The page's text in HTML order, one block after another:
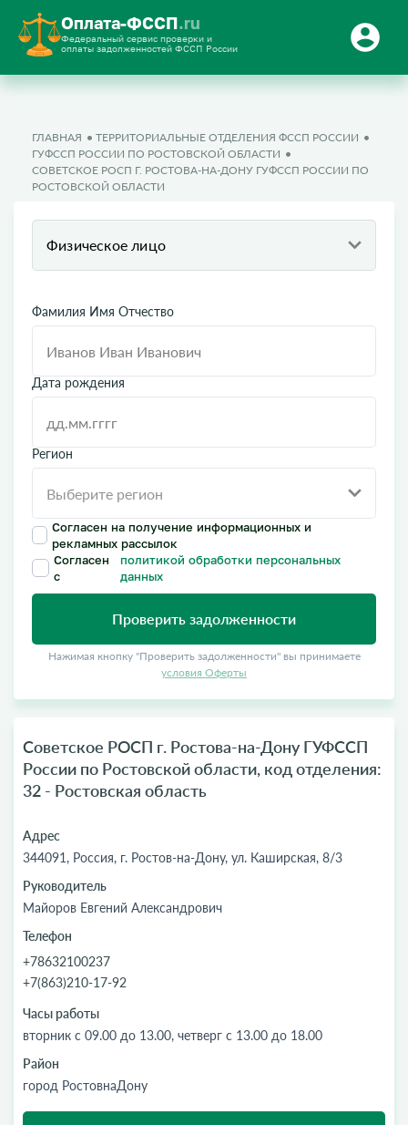
Оплата-ФССП.ru
Федеральный сервис проверки и
оплаты задолженностей ФССП России
ГЛАВНАЯ
ТЕРРИТОРИАЛЬНЫЕ ОТДЕЛЕНИЯ ФССП РОССИИ
ГУФССП РОССИИ ПО РОСТОВСКОЙ ОБЛАСТИ
СОВЕТСКОЕ РОСП Г. РОСТОВА-НА-ДОНУ ГУФССП РОССИИ ПО
РОСТОВСКОЙ ОБЛАСТИ
Физическое лицо
Фамилия Имя Отчество
Дата рождения
Регион
Согласен на получение информационных и
рекламных рассылок
Согласен
с
политикой обработки персональных
данных
Проверить задолженности
Нажимая кнопку "Проверить задолженности" вы принимаете
условия Оферты
Советское РОСП г. Ростова-на-Дону ГУФССП
России по Ростовской области, код отделения:
32 - Ростовская область
Адрес
344091, Россия, г. Ростов-на-Дону, ул. Каширская, 8/3
Руководитель
Майоров Евгений Александрович
Телефон
+78632100237
+7(863)210-17-92
Часы работы
вторник с 09.00 до 13.00, четверг с 13.00 до 18.00
Район
город РостовнаДону